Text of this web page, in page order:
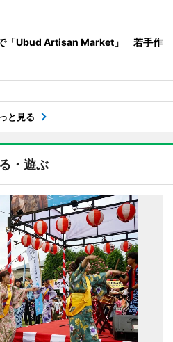
「Ubud Artisan Market」 若手作
と見る
・遊ぶ